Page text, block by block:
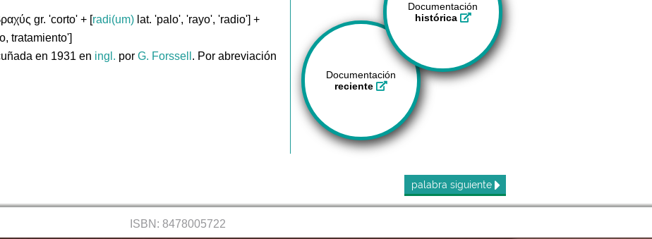
gr. 'corto' + [radi(um) lat. 'palo', 'rayo', 'radio'] +
tratamiento']
en 1931 en ingl. por G. Forssell . Por abreviación
Documentación
histórica
Documentación
reciente
palabra siguiente
ISBN: 8478005722